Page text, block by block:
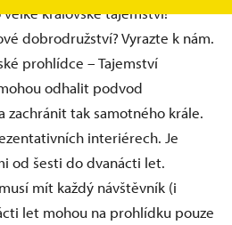
královské tajemství!
dobrodružství? Vyrazte k nám.
prohlídce – Tajemství
odhalit podvod
zachránit tak samotného krále.
interiérech. Je
od šesti do dvanácti let.
mít každý návštěvník (i
let mohou na prohlídku pouze